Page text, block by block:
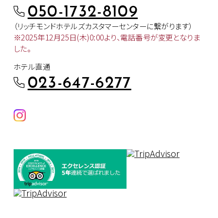
050-1732-8109
（リッチモンドホテルズカスタマーセンターに繋がります）
※2025年12月25日(木)0:00より、電話番号が変更となりま
した。
ホテル直通
023-647-6277